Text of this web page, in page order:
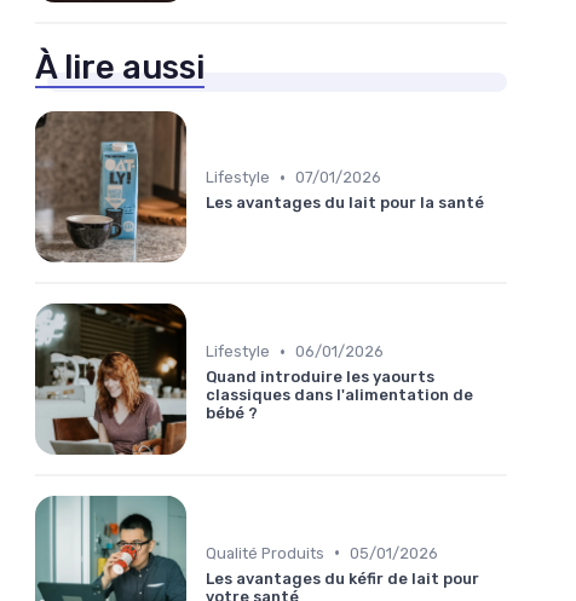
À lire aussi
Lifestyle • 07/01/2026
Les avantages du lait pour la santé
Lifestyle • 06/01/2026
Quand introduire les yaourts
classiques dans l'alimentation de
bébé ?
Qualité Produits • 05/01/2026
Les avantages du kéfir de lait pour
votre santé